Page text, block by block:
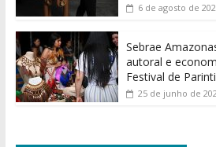
6 de agosto de
Sebrae
autoral e
Festival de
25 de junho de